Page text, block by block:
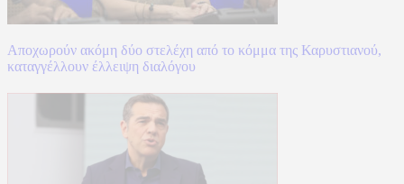
Αποχωρούν ακόμη δύο στελέχη από το κόμμα της Καρυστιανού,
καταγγέλλουν έλλειψη διαλόγου